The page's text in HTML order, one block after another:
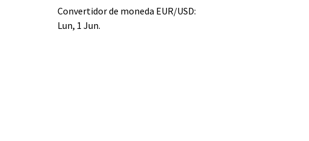
Convertidor de moneda EUR/USD:
Lun, 1 Jun.